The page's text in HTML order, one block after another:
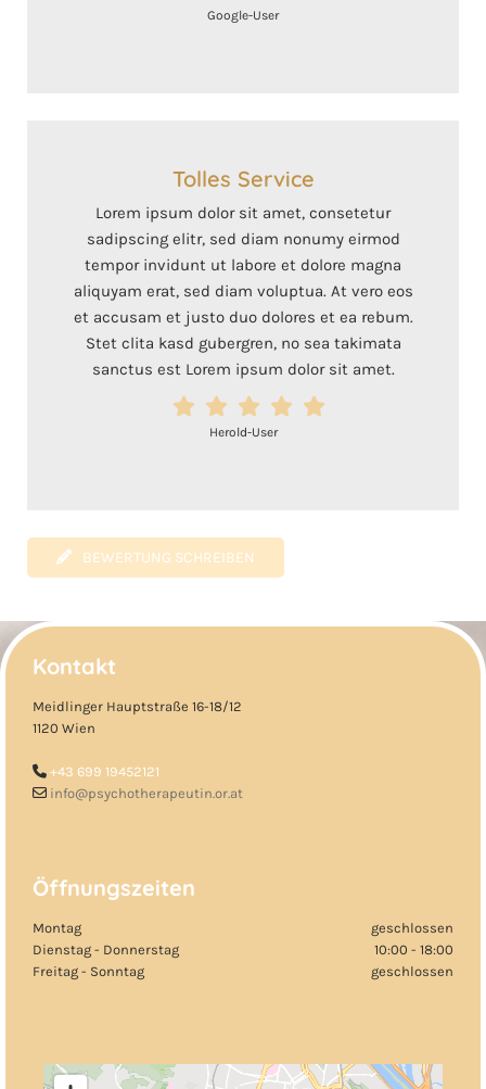
Google-User
Tolles Service
Lorem ipsum dolor sit amet, consetetur
sadipscing elitr, sed diam nonumy eirmod
tempor invidunt ut labore et dolore magna
aliquyam erat, sed diam voluptua. At vero eos
et accusam et justo duo dolores et ea rebum.
Stet clita kasd gubergren, no sea takimata
sanctus est Lorem ipsum dolor sit amet.
Herold-User
BEWERTUNG SCHREIBEN
Kontakt
Meidlinger Hauptstraße 16-18/12
1120 Wien
 +43 699 19452121
 info@psychotherapeutin.or.at
Öffnungszeiten
Montag
geschlossen
Dienstag - Donnerstag
10:00 - 18:00
Freitag - Sonntag
geschlossen